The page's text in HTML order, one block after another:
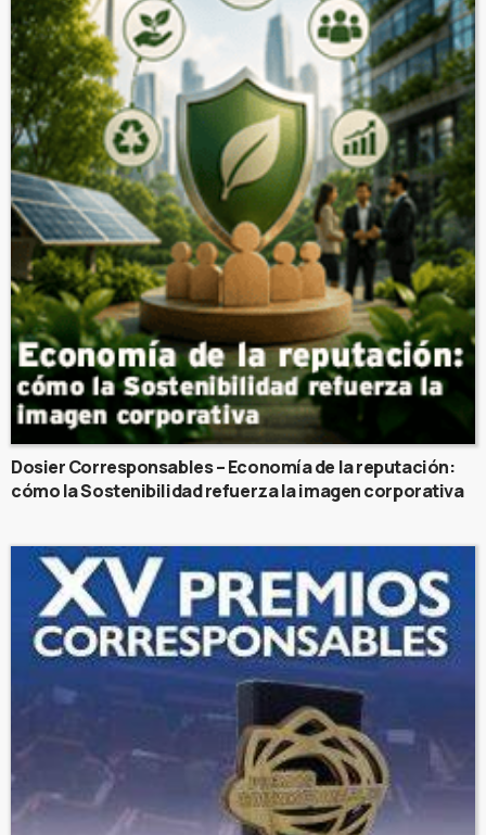
Dosier Corresponsables – Economía de la reputación:
cómo la Sostenibilidad refuerza la imagen corporativa